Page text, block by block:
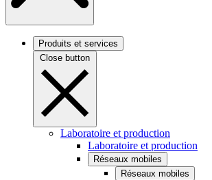
Produits et services
Close button
Laboratoire et production
Laboratoire et production
Réseaux mobiles
Réseaux mobiles